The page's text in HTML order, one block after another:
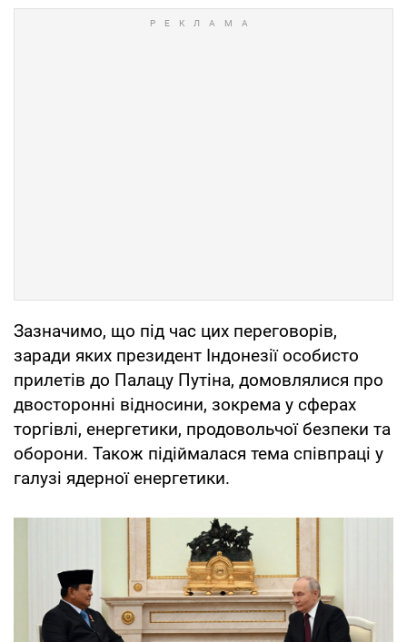
Зазначимо, що під час цих переговорів,
заради яких президент Індонезії особисто
прилетів до Палацу Путіна, домовлялися про
двосторонні відносини, зокрема у сферах
торгівлі, енергетики, продовольчої безпеки та
оборони. Також підіймалася тема співпраці у
галузі ядерної енергетики.